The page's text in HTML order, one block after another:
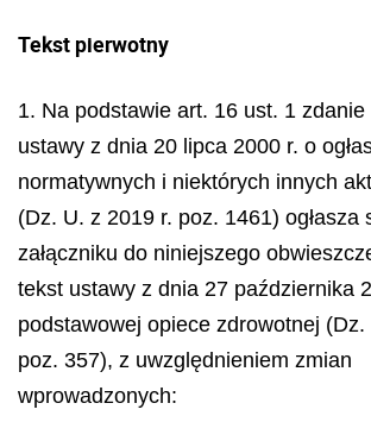
Tekst pierwotny
1. Na podstawie art. 16 ust. 1
ustawy z dnia 20 lipca 2000 r. o
normatywnych i niektórych innych
(Dz. U. z 2019 r. poz. 1461) ogłasza
załączniku do niniejszego
tekst ustawy z dnia 27 października
podstawowej opiece zdrowotnej (Dz.
poz. 357), z uwzględnieniem zmian
wprowadzonych: